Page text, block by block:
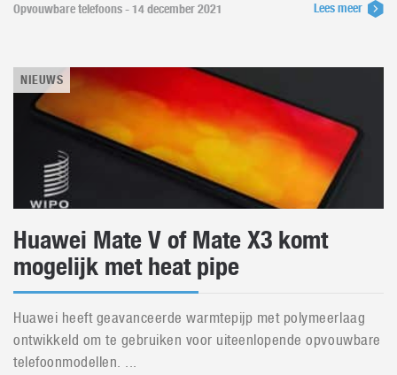
Opvouwbare telefoons - 14 december 2021 Lees meer
NIEUWS
Huawei Mate V of Mate X3 komt
mogelijk met heat pipe
Huawei heeft geavanceerde warmtepijp met polymeerlaag
ontwikkeld om te gebruiken voor uiteenlopende opvouwbare
telefoonmodellen. ...